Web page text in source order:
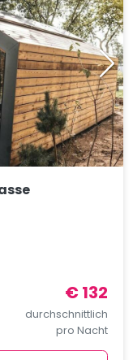
€ 132
durchschnittlich
pro Nacht